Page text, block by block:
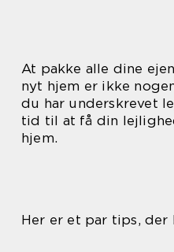
At pakke alle dine
nyt hjem er ikke
du har underskrevet
tid til at få din
hjem.
Her er et par tips,